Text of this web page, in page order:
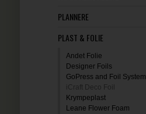
PLANNERE
PLAST & FOLIE
Andet Folie
Designer Foils
GoPress and Foil System
iCraft Deco Foil
Krympeplast
Leane Flower Foam